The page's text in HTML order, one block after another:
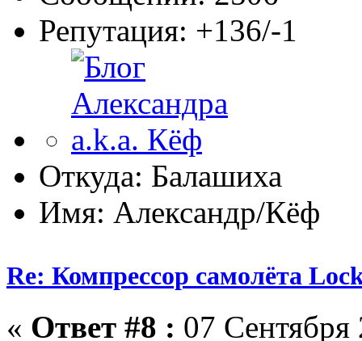
Репутация: +136/-1
Откуда: Балашиха
Имя: Александр/Кёф
Re: Компрессор самолёта
« Ответ #8 : 07